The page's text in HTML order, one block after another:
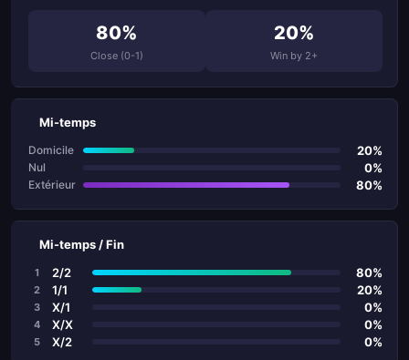
80%
Close (0-1)
20%
Win by 2+
Mi-temps
Domicile 20%
Nul 0%
Extérieur 80%
Mi-temps / Fin
1 2/2 80%
2 1/1 20%
3 X/1 0%
4 X/X 0%
5 X/2 0%